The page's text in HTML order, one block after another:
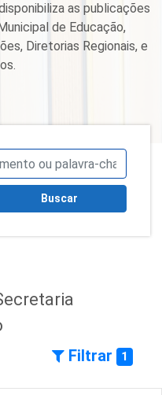
as publicações
de Educação,
Diretorias Regionais, e
Buscar
Filtrar 1